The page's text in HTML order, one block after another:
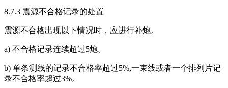
8.7.3 震源不合格记录的处置
震源不合格出现以下情况时，应进行补炮。
a) 不合格记录连续超过5炮。
b) 单条测线的记录不合格率超过5%,一束线或者一个排列片记
录不合格率超过3%。